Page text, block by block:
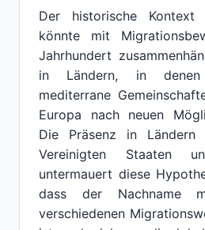
Der historische Kontext
könnte mit
Jahrhundert
in Ländern, in
mediterrane
Europa nach neuen
Die Präsenz in
Vereinigten Staaten
untermauert diese
dass der Nachname
verschiedenen